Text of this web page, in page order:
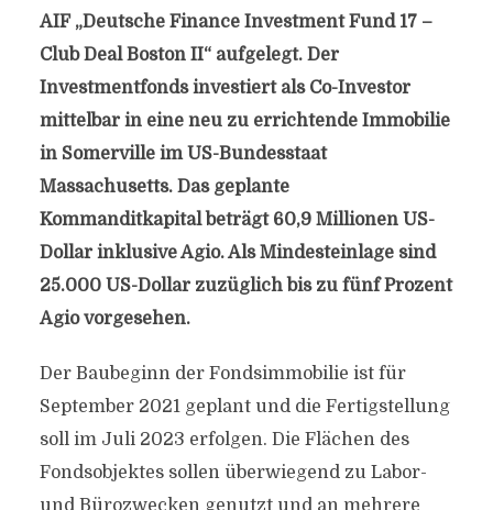
AIF „Deutsche Finance Investment Fund 17 –
Club Deal Boston II“ aufgelegt. Der
Investmentfonds investiert als Co-Investor
mittelbar in eine neu zu errichtende Immobilie
in Somerville im US-Bundesstaat
Massachusetts. Das geplante
Kommanditkapital beträgt 60,9 Millionen US-
Dollar inklusive Agio. Als Mindesteinlage sind
25.000 US-Dollar zuzüglich bis zu fünf Prozent
Agio vorgesehen.
Der Baubeginn der Fondsimmobilie ist für
September 2021 geplant und die Fertigstellung
soll im Juli 2023 erfolgen. Die Flächen des
Fondsobjektes sollen überwiegend zu Labor-
und Bürozwecken genutzt und an mehrere